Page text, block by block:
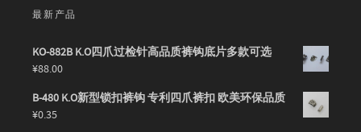
最新产品
KO-882B K.O四爪过检针高品质裤钩底片多款可选
¥88.00
B-480 K.O新型锁扣裤钩 专利四爪裤扣 欧美环保品质
¥0.35